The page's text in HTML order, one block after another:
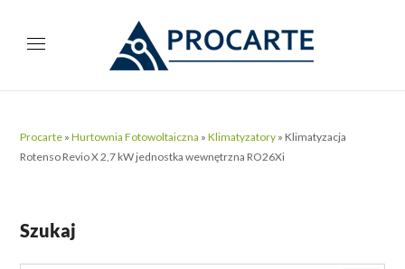
Procarte »Hurtownia Fotowoltaiczna »Klimatyzatory » Klimatyzacja
Rotenso Revio X 2,7 kW jednostka wewnętrzna RO26Xi
Szukaj